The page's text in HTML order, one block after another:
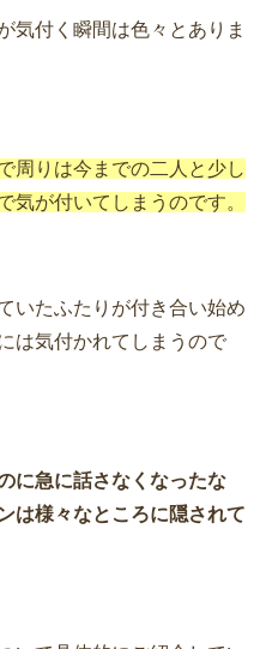
気付く瞬間は色々とありま
周りは今までの二人と少し
気が付いてしまうのです。
いたふたりが付き合い始め
は気付かれてしまうので
に急に話さなくなったな
は様々なところに隠されて